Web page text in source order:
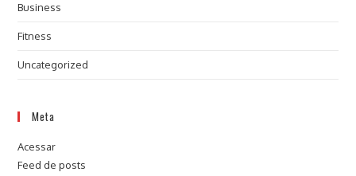
Business
Fitness
Uncategorized
Meta
Acessar
Feed de posts